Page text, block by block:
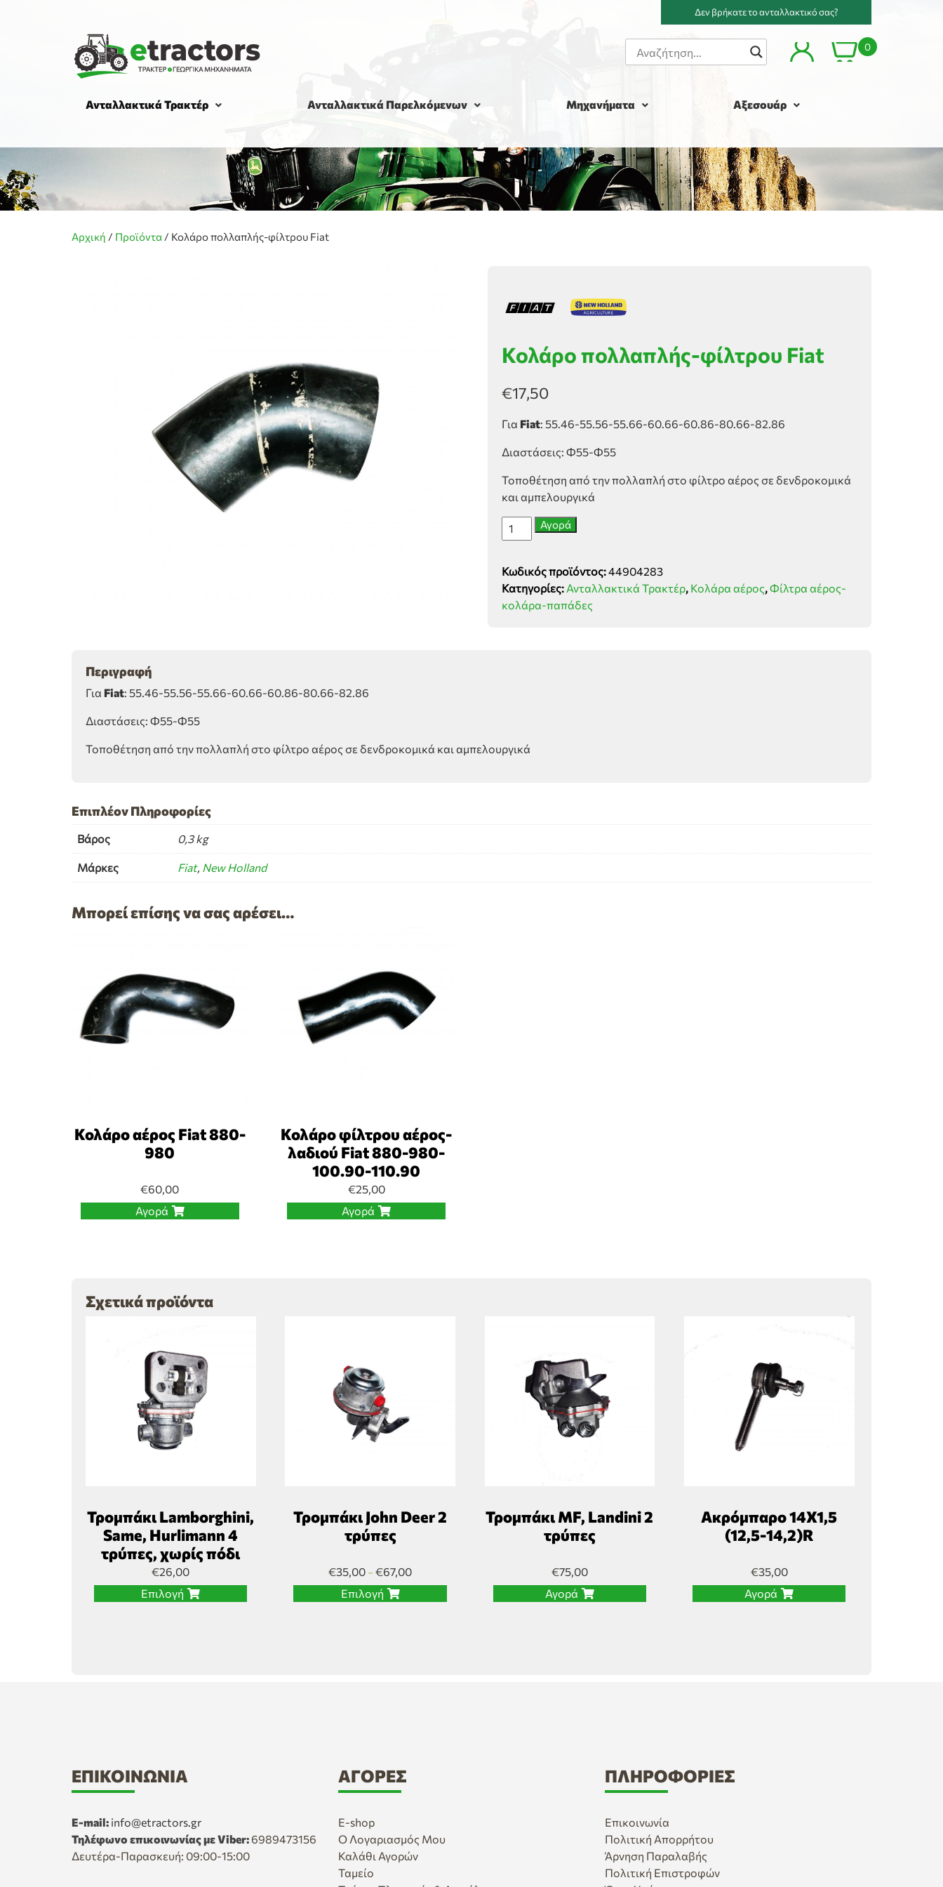
Δεν βρήκατε το ανταλλακτικό σας?
0
Ανταλλακτικά Τρακτέρ Ανταλλακτικά Παρελκόμενων Μηχανήματα Αξεσουάρ
Αρχική / Προϊόντα / Κολάρο πολλαπλής-φίλτρου Fiat
Κολάρο πολλαπλής-φίλτρου Fiat
€17,50
Για Fiat: 55.46-55.56-55.66-60.66-60.86-80.66-82.86
Διαστάσεις: Φ55-Φ55
Τοποθέτηση από την πολλαπλή στο φίλτρο αέρος σε δενδροκομικά
και αμπελουργικά
Κολάρο
πολλαπλής-
Fiat
ποσότητα
Αγορά
Κωδικός προϊόντος:44904283
Κατηγορίες: Ανταλλακτικά Τρακτέρ, Κολάρα αέρος, Φίλτρα αέρος-
κολάρα-παπάδες
Περιγραφή
Για Fiat: 55.46-55.56-55.66-60.66-60.86-80.66-82.86
Διαστάσεις: Φ55-Φ55
Τοποθέτηση από την πολλαπλή στο φίλτρο αέρος σε δενδροκομικά και αμπελουργικά
Επιπλέον Πληροφορίες
Βάρος 0,3 kg
Μάρκες Fiat, New Holland
Μπορεί επίσης να σας αρέσει…
Κολάρο αέρος Fiat 880-
980
€60,00
Αγορά
Κολάρο φίλτρου αέρος-
λαδιού Fiat 880-980-
100.90-110.90
€25,00
Αγορά
Σχετικά προϊόντα
Τρομπάκι Lamborghini,
Same, Hurlimann 4
τρύπες, χωρίς πόδι
€26,00
Επιλογή
Τρομπάκι John Deer 2
τρύπες
€35,00 –€67,00
Επιλογή
Τρομπάκι MF, Landini 2
τρύπες
€75,00
Αγορά
Ακρόμπαρο 14Χ1,5
(12,5-14,2)R
€35,00
Αγορά
ΕΠΙΚΟΙΝΩΝΊΑ
E-mail: info@etractors.gr
Τηλέφωνο επικοινωνίας με Viber: 6989473156
Δευτέρα-Παρασκευή: 09:00-15:00
ΑΓΟΡΈΣ
E-shop
Ο Λογαριασμός Μου
Καλάθι Αγορών
Ταμείο
ΠΛΗΡΟΦΟΡΊΕΣ
Επικοινωνία
Πολιτική Απορρήτου
Άρνηση Παραλαβής
Πολιτική Επιστροφών